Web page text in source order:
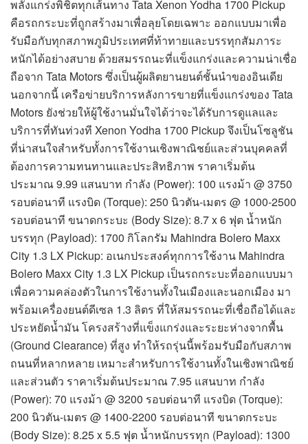
พลังแกร่งพิชิตทุกเส้นทาง Tata Xenon Yodha 1700 Pickup
คือรถกระบะที่ถูกสร้างมาเพื่อลุยโดยเฉพาะ ออกแบบมาเพื่อ
รับมือกับทุกสภาพภูมิประเทศที่ท้าทายและบรรทุกสัมภาระ
หนักได้อย่างสบาย ด้วยสมรรถนะที่แข็งแกร่งและความน่าเชื่อ
ถือจาก Tata Motors ซึ่งเป็นผู้ผลิตยานยนต์ชั้นนำของอินเดีย
นอกจากนี้ เครือข่ายบริการหลังการขายที่แข็งแกร่งของ Tata
Motors ยังช่วยให้ผู้ใช้งานมั่นใจได้ว่าจะได้รับการดูแลและ
บริการที่ทันท่วงที Xenon Yodha 1700 Pickup จึงเป็นโซลูชัน
ที่น่าสนใจสำหรับทั้งการใช้งานเชิงพาณิชย์และส่วนบุคคลที่
ต้องการความทนทานและประสิทธิภาพ ราคาเริ่มต้น
ประมาณ 9.99 แสนบาท กำลัง (Power): 100 แรงม้า @ 3750
รอบต่อนาที แรงบิด (Torque): 250 นิวตัน-เมตร @ 1000-2500
รอบต่อนาที ขนาดกระบะ (Body Size): 8.7 x 6 ฟุต น้ำหนัก
บรรทุก (Payload): 1700 กิโลกรัม Mahindra Bolero Maxx
City 1.3 LX Pickup: อเนกประสงค์ทุกการใช้งาน Mahindra
Bolero Maxx City 1.3 LX Pickup เป็นรถกระบะที่ออกแบบมา
เพื่อความคล่องตัวในการใช้งานทั้งในเมืองและนอกเมือง มา
พร้อมเครื่องยนต์ดีเซล 1.3 ลิตร ที่ให้สมรรถนะที่เชื่อถือได้และ
ประหยัดน้ำมัน โครงสร้างที่แข็งแกร่งและระยะห่างจากพื้น
(Ground Clearance) ที่สูง ทำให้รถรุ่นนี้พร้อมรับมือกับสภาพ
ถนนที่หลากหลาย เหมาะสำหรับการใช้งานทั้งในเชิงพาณิชย์
และส่วนตัว ราคาเริ่มต้นประมาณ 7.95 แสนบาท กำลัง
(Power): 70 แรงม้า @ 3200 รอบต่อนาที แรงบิด (Torque):
200 นิวตัน-เมตร @ 1400-2200 รอบต่อนาที ขนาดกระบะ
(Body Size): 8.25 x 5.5 ฟุต น้ำหนักบรรทุก (Payload): 1300